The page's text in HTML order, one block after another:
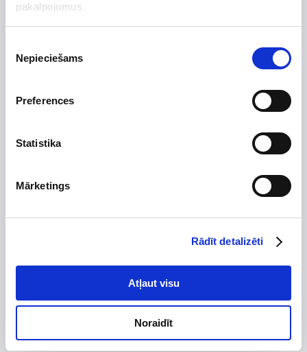
pakalpojumus.
izvēle
Nepieciešams
Preferences
Statistika
Mārketings
Rādīt detalizēti
Atļaut visu
Noraidīt
Maksimālā ieejas jauda: 45 kW;
Maksimālais ieejas spriegums: 1100 V;
MPPT sprieguma diapazons: 200–1000 V;
MPPT skaits / maks. ieejas grupu skaits: 3 / 6.
Nominālais tīkla spriegums: 3/N/PE, 220 V / 380 V,
Nominālā tīkla strāva: 45,6 A / 43,3 A;
līdz 0,8 atpaliekoša);
Maksimālā efektivitāte: 98,5 %;
ES efektivitāte: 98,1 %.